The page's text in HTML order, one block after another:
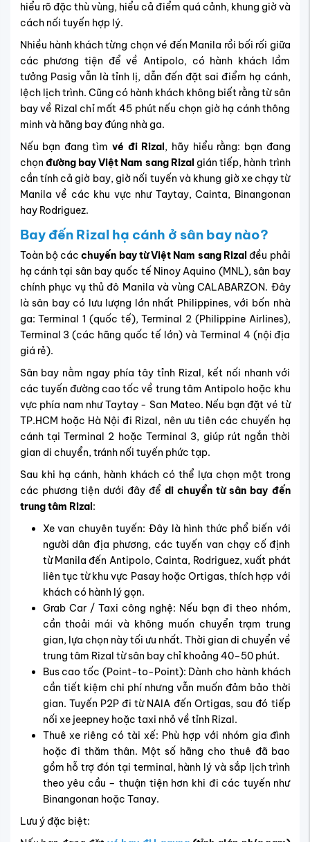
hiểu rõ đặc thù vùng, hiểu cả điểm quá cảnh, khung giờ và
cách nối tuyến hợp lý.
Nhiều hành khách từng chọn vé đến Manila rồi bối rối giữa
các phương tiện để về Antipolo, có hành khách lầm
tưởng Pasig vẫn là tỉnh lị, dẫn đến đặt sai điểm hạ cánh,
lệch lịch trình. Cũng có hành khách không biết rằng từ sân
bay về Rizal chỉ mất 45 phút nếu chọn giờ hạ cánh thông
minh và hãng bay đúng nhà ga.
Nếu bạn đang tìmvé đi Rizal, hãy hiểu rằng: bạn đang
chọn đường bay Việt Nam sang Rizal gián tiếp, hành trình
cần tính cả giờ bay, giờ nối tuyến và khung giờ xe chạy từ
Manila về các khu vực như Taytay, Cainta, Binangonan
hay Rodriguez.
Bay đến Rizalhạ cánh ở sân bay nào?
Toàn bộ cácchuyến bay từ Việt Nam sang Rizal đều phải
hạ cánh tại sân bay quốc tế Ninoy Aquino (MNL), sân bay
chính phục vụ thủ đô Manila và vùng CALABARZON. Đây
là sân bay có lưu lượng lớn nhất Philippines, với bốn nhà
ga: Terminal 1 (quốc tế), Terminal 2 (Philippine Airlines),
Terminal 3 (các hãng quốc tế lớn) và Terminal 4 (nội địa
giá rẻ).
Sân bay nằm ngay phía tây tỉnh Rizal, kết nối nhanh với
các tuyến đường cao tốc về trung tâm Antipolo hoặc khu
vực phía nam như Taytay - San Mateo. Nếu bạn đặt vé từ
TP.HCM hoặc Hà Nội đi Rizal, nên ưu tiên các chuyến hạ
cánh tại Terminal 2 hoặc Terminal 3, giúp rút ngắn thời
gian di chuyển, tránh nối tuyến phức tạp.
Sau khi hạ cánh, hành khách có thể lựa chọn một trong
các phương tiện dưới đây đểdi chuyển từ sân bay đến
trung tâm Rizal:
Xe van chuyên tuyến: Đây là hình thức phổ biến với
người dân địa phương, các tuyến van chạy cố định
từ Manila đến Antipolo, Cainta, Rodriguez, xuất phát
liên tục từ khu vực Pasay hoặc Ortigas, thích hợp với
khách có hành lý gọn.
Grab Car / Taxi công nghệ: Nếu bạn đi theo nhóm,
cần thoải mái và không muốn chuyển trạm trung
gian, lựa chọn này tối ưu nhất. Thời gian di chuyển về
trung tâm Rizal từ sân bay chỉ khoảng 40–50 phút.
Bus cao tốc (Point-to-Point): Dành cho hành khách
cần tiết kiệm chi phí nhưng vẫn muốn đảm bảo thời
gian. Tuyến P2P đi từ NAIA đến Ortigas, sau đó tiếp
nối xe jeepney hoặc taxi nhỏ về tỉnh Rizal.
Thuê xe riêng có tài xế: Phù hợp với nhóm gia đình
hoặc đi thăm thân. Một số hãng cho thuê đã bao
gồm hỗ trợ đón tại terminal, hành lý và sắp lịch trình
theo yêu cầu – thuận tiện hơn khi đi các tuyến như
Binangonan hoặc Tanay.
Lưu ý đặc biệt: